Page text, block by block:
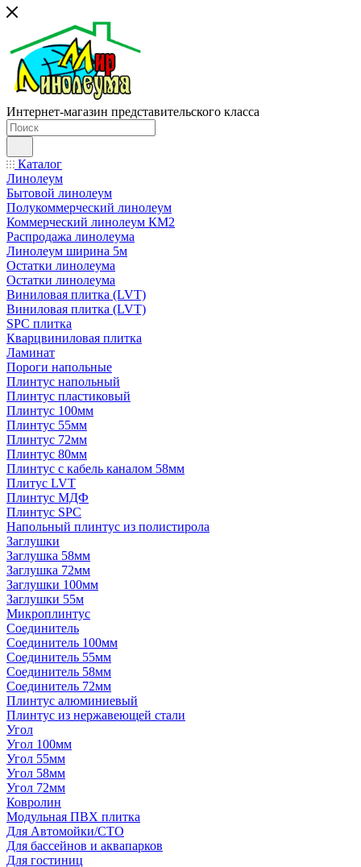
Интернет-магазин представительского класса
Каталог
Линолеум
Бытовой линолеум
Полукоммерческий линолеум
Коммерческий линолеум КМ2
Распродажа линолеума
Линолеум ширина 5м
Остатки линолеума
Остатки линолеума
Виниловая плитка (LVT)
Виниловая плитка (LVT)
SPC плитка
Кварцвиниловая плитка
Ламинат
Пороги напольные
Плинтус напольный
Плинтус пластиковый
Плинтус 100мм
Плинтус 55мм
Плинтус 72мм
Плинтус 80мм
Плинтус с кабель каналом 58мм
Плитус LVT
Плинтус МДФ
Плинтус SPC
Напольный плинтус из полистирола
Заглушки
Заглушка 58мм
Заглушка 72мм
Заглушки 100мм
Заглушки 55м
Микроплинтус
Соединитель
Соединитель 100мм
Соединитель 55мм
Соединитель 58мм
Соединитель 72мм
Плинтус алюминиевый
Плинтус из нержавеющей стали
Угол
Угол 100мм
Угол 55мм
Угол 58мм
Угол 72мм
Ковролин
Модульная ПВХ плитка
Для Автомойки/СТО
Для бассейнов и аквапарков
Для гостиниц